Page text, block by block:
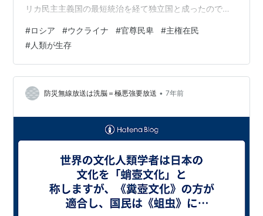
リカ民主主義国の最短統治を経て独立国と成ったので、
しかし日本の伝統的思想「官尊民卑」と奴隷根性は日本
の文化伝統と共に現在も人民の思想の核心を形成して、
日本は世界でも有名な官僚主義国と成っているので； 現
在の税金泥棒下僕議員公務員が主権在民憲法の 第十一条
国民は、すべての基本的人権の享有を妨げられない。こ
#ロシア #ウクライナ #官尊民卑 #主権在民
#人類が生存
防災無線放送は洗脳＝極悪強要放送 • 7年前